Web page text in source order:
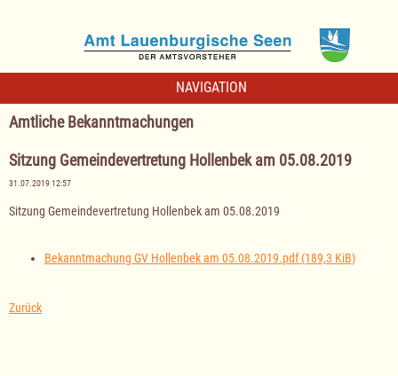
NAVIGATION
Amtliche Bekanntmachungen
Sitzung Gemeindevertretung Hollenbek am 05.08.2019
31.07.2019 12:57
Sitzung Gemeindevertretung Hollenbek am 05.08.2019
Bekanntmachung GV Hollenbek am 05.08.2019.pdf(189,3 KiB)
Zurück